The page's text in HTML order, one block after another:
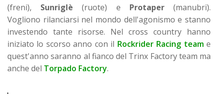
(freni), Sunriglè (ruote) e Protaper(manubri).
Vogliono rilanciarsi nel mondo dell'agonismo e stanno
investendo tante risorse. Nel cross country hanno
iniziato lo scorso anno con il Rockrider Racing teame
quest'anno saranno al fianco del Trinx Factory team ma
anche del Torpado Factory.